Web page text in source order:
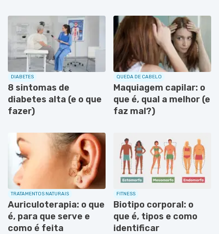
DIABETES
8 sintomas de
diabetes alta (e o que
fazer)
QUEDA DE CABELO
Maquiagem capilar: o
que é, qual a melhor (e
faz mal?)
TRATAMENTOS NATURAIS
Auriculoterapia: o que
é, para que serve e
como é feita
FITNESS
Biotipo corporal: o
que é, tipos e como
identificar